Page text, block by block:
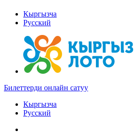
Кыргызча
Русский
Билеттерди онлайн сатуу
Кыргызча
Русский